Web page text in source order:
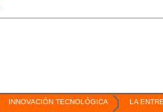
Mexico Mining Forum / 2 de
INNOVACIÓN TECNOLÓGICA LA